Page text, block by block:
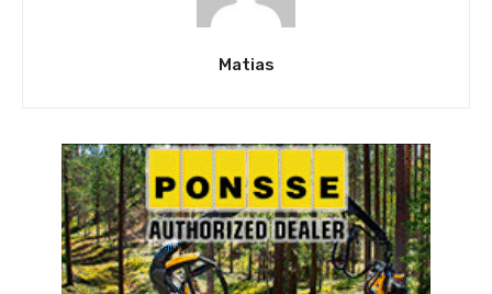
Matias